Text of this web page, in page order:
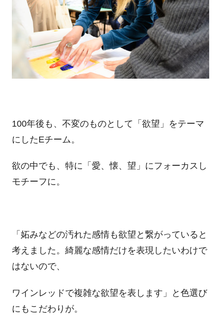
100年後も、不変のものとして「欲望」をテーマ
にしたEチーム。
欲の中でも、特に「愛、懐、望」にフォーカスし
モチーフに。
「妬みなどの汚れた感情も欲望と繋がっていると
考えました。綺麗な感情だけを表現したいわけで
はないので、
ワインレッドで複雑な欲望を表します」と色選び
にもこだわりが。